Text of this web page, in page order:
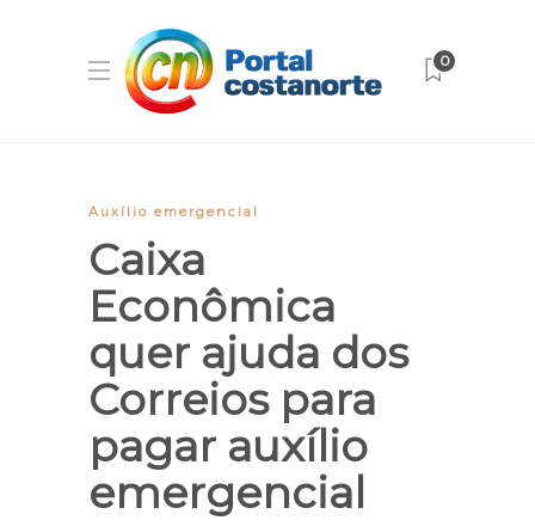
0
Auxílio emergencial
Caixa
Econômica
quer ajuda dos
Correios para
pagar auxílio
emergencial